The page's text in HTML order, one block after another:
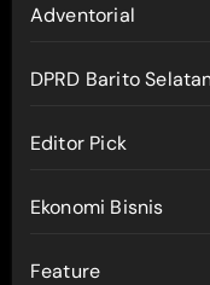
Adventorial
DPRD Barito
Editor Pick
Ekonomi Bisnis
Feature